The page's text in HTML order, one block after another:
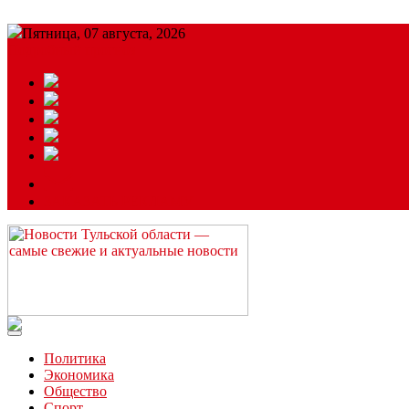
Пятница, 07 августа, 2026
Читайте последние новости дня в Тульской области на сайте
Политика
Экономика
Общество